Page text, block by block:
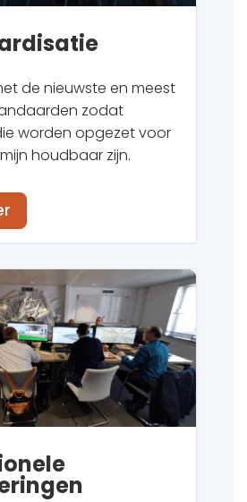
de nieuwste en meest
zodat
worden opgezet voor
houdbaar zijn.